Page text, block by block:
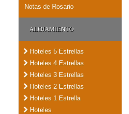
Notas de Rosario
ALOJAMIENTO
Hoteles 5 Estrellas
Hoteles 4 Estrellas
Hoteles 3 Estrellas
Hoteles 2 Estrellas
Hoteles 1 Estrella
Hoteles